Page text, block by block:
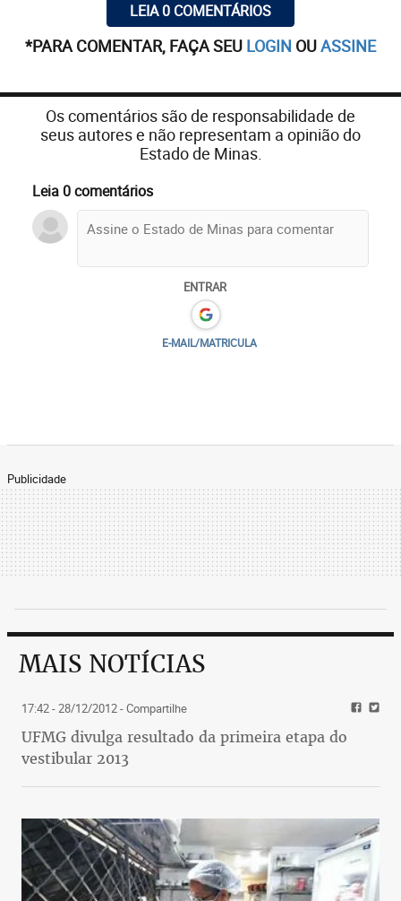
LEIA 0 COMENTÁRIOS
*PARA COMENTAR, FAÇA SEU LOGIN OUASSINE
Os comentários são de responsabilidade de
seus autores e não representam a opinião do
Estado de Minas.
Leia 0 comentários
ENTRAR
E-MAIL/MATRICULA
Publicidade
MAIS NOTÍCIAS
17:42 - 28/12/2012- Compartilhe
UFMG divulga resultado da primeira etapa do
vestibular 2013